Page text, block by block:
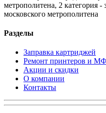
метрополитена, 2 категория -
московского метрополитена
Разделы
Заправка картриджей
Ремонт принтеров и
Акции и скидки
О компании
Контакты